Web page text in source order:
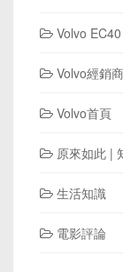
Volvo EC40
Volvo經銷商
Volvo首頁
原來如此 |
生活知識
電影評論